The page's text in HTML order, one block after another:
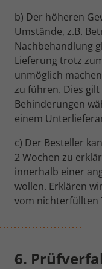
b) Der höheren
Umstände, z.B.
Nachbehandlung
Lieferung trotz
unmöglich
zu führen. Dies
Behinderungen
einem
c) Der Besteller
2 Wochen zu
innerhalb einer
wollen. Erklären
vom nichterfüllten
6.